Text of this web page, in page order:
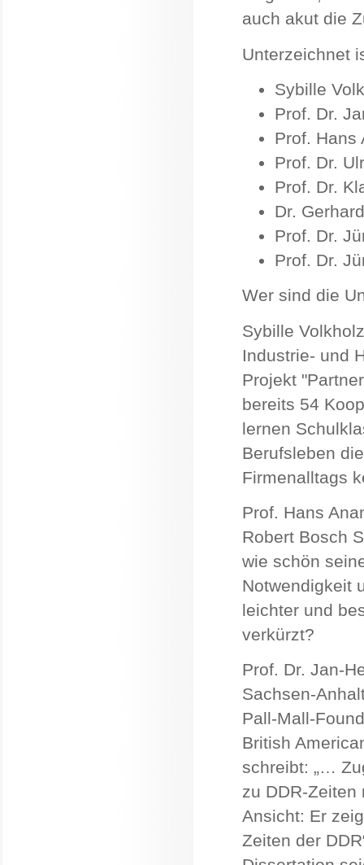
auch akut die
Unterzeichnet
Sybille
Prof. Dr.
Prof. Hans
Prof. Dr.
Prof. Dr.
Dr.
Prof. Dr.
Prof. Dr.
Wer sind die
Sybille
Industrie- und
Projekt
bereits 54
lernen
Berufsleben
Firmenalltags
Prof. Hans
Robert Bosch
wie schön
Notwendigkeit
leichter und
verkürzt?
Prof. Dr. Jan-
Sachsen-
Pall-Mall-
British
schreibt: „…
zu DDR-Zeiten
Ansicht: Er
Zeiten der